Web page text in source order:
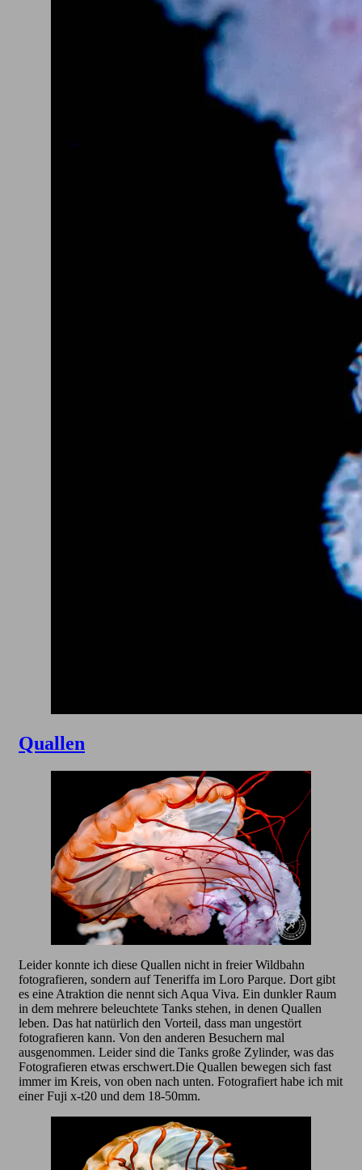
Quallen
Leider konnte ich diese Quallen nicht in freier Wildbahn
fotografieren, sondern auf Teneriffa im Loro Parque. Dort gibt
es eine Atraktion die nennt sich Aqua Viva. Ein dunkler Raum
in dem mehrere beleuchtete Tanks stehen, in denen Quallen
leben. Das hat natürlich den Vorteil, dass man ungestört
fotografieren kann. Von den anderen Besuchern mal
ausgenommen. Leider sind die Tanks große Zylinder, was das
Fotografieren etwas erschwert.Die Quallen bewegen sich fast
immer im Kreis, von oben nach unten. Fotografiert habe ich mit
einer Fuji x-t20 und dem 18-50mm.